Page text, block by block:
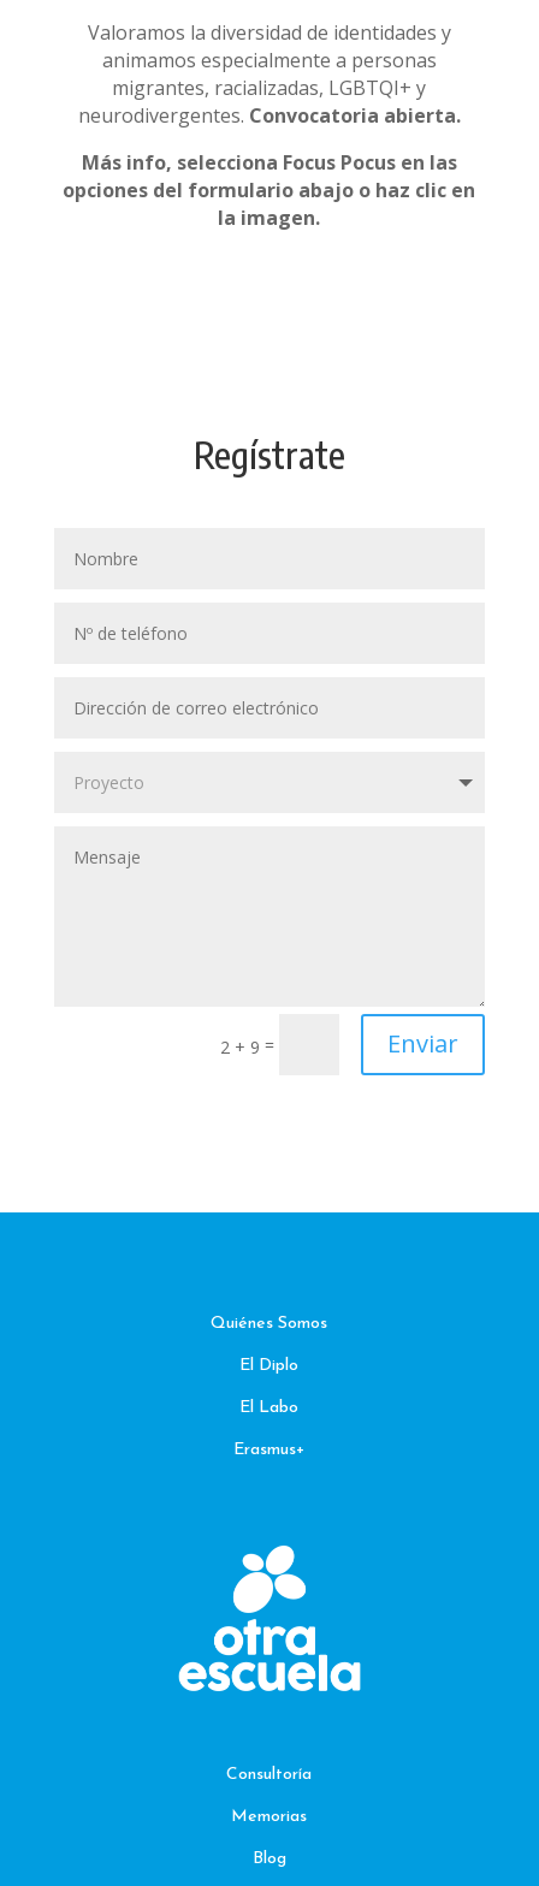
Valoramos la diversidad de identidades y
animamos especialmente a personas
migrantes, racializadas, LGBTQI+ y
neurodivergentes. Convocatoria abierta.
Más info, selecciona Focus Pocusen las
opciones del formulario abajo o haz clic en
la imagen.
Regístrate
2 + 9 = Enviar
Quiénes Somos
El Diplo
El Labo
Erasmus+
Consultoría
Memorias
Blog